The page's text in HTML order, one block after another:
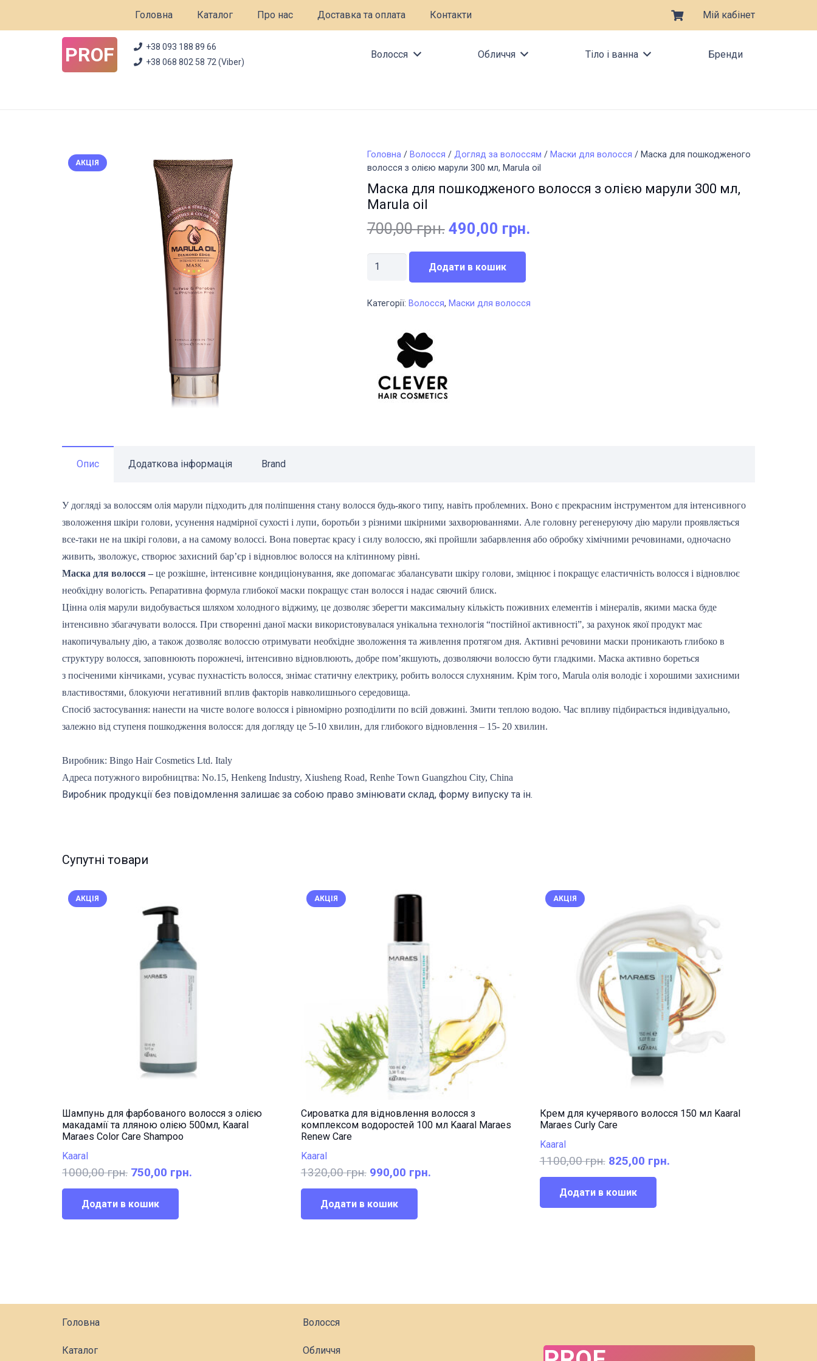
Головна Каталог Про нас Доставка та оплата Контакти Мій кабінет
PROF
+38 093 188 89 66
+38 068 802 58 72 (Viber)
Волосся Обличчя Тіло і ванна Бренди
АКЦІЯ
Головна/ Волосся / Догляд за волоссям / Маски для волосся / Маска для пошкодженого
волосся з олією марули 300 мл, Marula oil
Маска для пошкодженого волосся з олією марули 300 мл,
Marula oil
700,00грн. Оригінальна
700,00 грн..
490,00 грн.Поточна
Маска
волосся
марули
300
мл,
Додати в кошик
Категорії: Волосся, Маски для волосся
Опис Додаткова інформація Brand
У догляді за волоссям олія марули підходить для поліпшення стану волосся будь-якого типу, навіть проблемних. Воно є прекрасним інструментом для інтенсивного
зволоження шкіри голови, усунення надмірної сухості і лупи, боротьби з різними шкірними захворюваннями. Але головну регенеруючу дію марули проявляється
все-таки не на шкірі голови, а на самому волоссі. Вона повертає красу і силу волоссю, які пройшли забарвлення або обробку хімічними речовинами, одночасно
живить, зволожує, створює захисний бар’єр і відновлює волосся на клітинному рівні.
Маска для волосся – це розкішне, інтенсивне кондиціонування, яке допомагає збалансувати шкіру голови, зміцнює і покращує еластичність волосся і відновлює
необхідну вологість. Репаративна формула глибокої маски покращує стан волосся і надає сяючий блиск.
Цінна олія марули видобувається шляхом холодного віджиму, це дозволяє зберегти максимальну кількість поживних елементів і мінералів, якими маска буде
інтенсивно збагачувати волосся. При створенні даної маски використовувалася унікальна технологія “постійної активності”, за рахунок якої продукт має
накопичувальну дію, а також дозволяє волоссю отримувати необхідне зволоження та живлення протягом дня. Активні речовини маски проникають глибоко в
структуру волосся, заповнюють порожнечі, інтенсивно відновлюють, добре пом’якшують, дозволяючи волоссю бути гладкими. Маска активно бореться
з посіченими кінчиками, усуває пухнастість волосся, знімає статичну електрику, робить волосся слухняним. Крім того, Marula олія володіє і хорошими захисними
властивостями, блокуючи негативний вплив факторів навколишнього середовища.
Спосіб застосування: нанести на чисте вологе волосся і рівномірно розподілити по всій довжині. Змити теплою водою. Час впливу підбирається індивідуально,
залежно від ступеня пошкодження волосся: для догляду це 5-10 хвилин, для глибокого відновлення – 15- 20 хвилин.
Виробник: Bingo Hair Cosmetics Ltd. Italy
Адреса потужного виробництва: No.15, Henkeng Industry, Xiusheng Road, Renhe Town Guangzhou City, China
Виробник продукції без повідомлення залишає за собою право змінювати склад, форму випуску та ін.
Супутні товари
АКЦІЯ
Шампунь для фарбованого волосся з олією
макадамії та лляною олією 500мл, Kaaral
Maraes Color Care Shampoo
Kaaral
1000,00грн. Оригінальна
ціна:
1000,00 грн..
750,00 грн.
Додати в кошик
АКЦІЯ
Сироватка для відновлення волосся з
комплексом водоростей 100 мл Kaaral Maraes
Renew Care
Kaaral
1320,00грн. Оригінальна
ціна:
1320,00 грн..
990,00 грн.Поточна
Додати в кошик
АКЦІЯ
Крем для кучерявого волосся 150 мл Kaaral
Maraes Curly Care
Kaaral
1100,00грн. Оригінальна
ціна:
1100,00 грн..
825,00 грн.Поточна
Додати в кошик
Головна
Каталог
Волосся
Обличчя